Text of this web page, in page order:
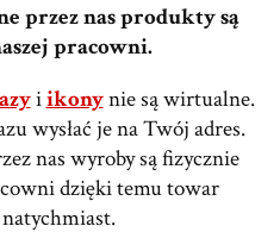
przez nas produkty są
pracowni.
iikonynie są wirtualne.
wysłać je na Twój adres.
nas wyroby są fizycznie
dzięki temu towar